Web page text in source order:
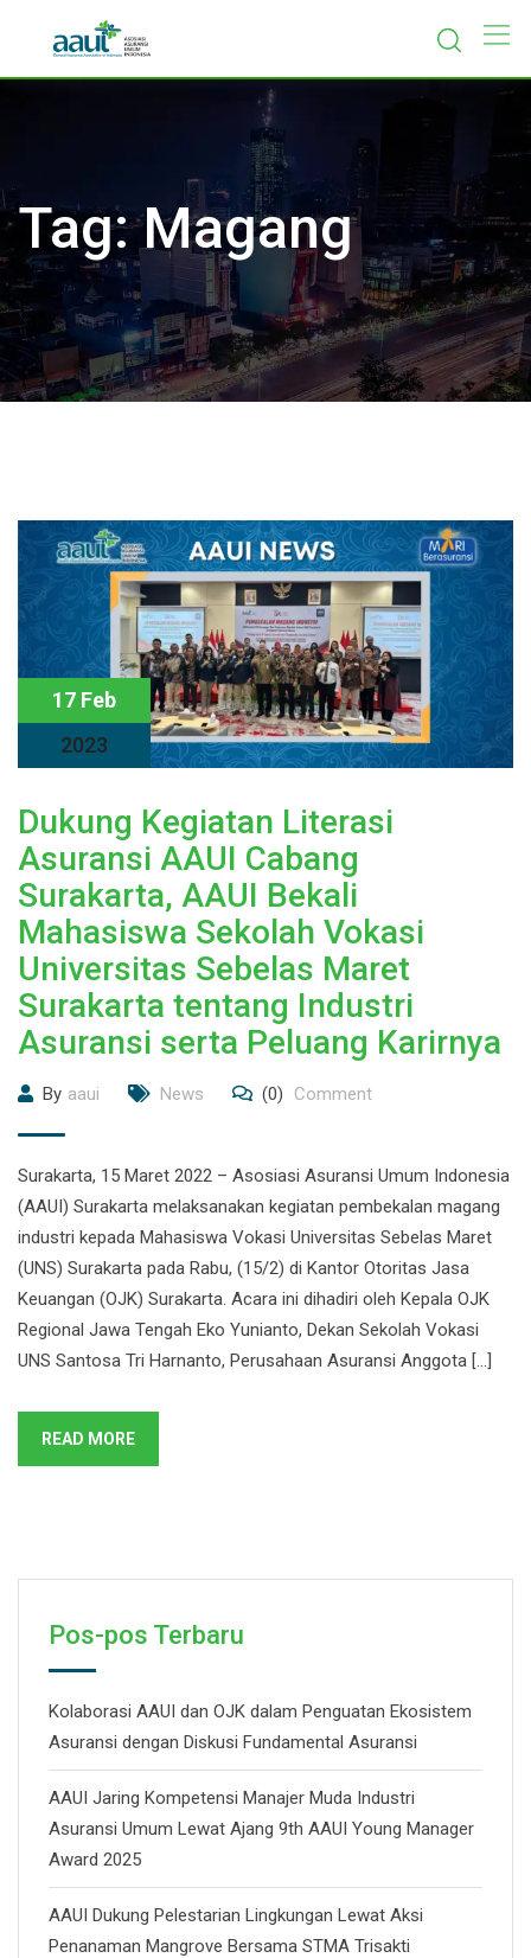
content
Tag:Magang
17 Feb
2023
Dukung Kegiatan Literasi
Asuransi AAUI Cabang
Surakarta, AAUI Bekali
Mahasiswa Sekolah Vokasi
Universitas Sebelas Maret
Surakarta tentang Industri
Asuransi serta Peluang Karirnya
By aaui News (0) Comment
Surakarta, 15 Maret 2022 – Asosiasi Asuransi Umum Indonesia
(AAUI) Surakarta melaksanakan kegiatan pembekalan magang
industri kepada Mahasiswa Vokasi Universitas Sebelas Maret
(UNS) Surakarta pada Rabu, (15/2) di Kantor Otoritas Jasa
Keuangan (OJK) Surakarta. Acara ini dihadiri oleh Kepala OJK
Regional Jawa Tengah Eko Yunianto, Dekan Sekolah Vokasi
UNS Santosa Tri Harnanto, Perusahaan Asuransi Anggota […]
READ MORE
Pos-pos Terbaru
Kolaborasi AAUI dan OJK dalam Penguatan Ekosistem
Asuransi dengan Diskusi Fundamental Asuransi
AAUI Jaring Kompetensi Manajer Muda Industri
Asuransi Umum Lewat Ajang 9th AAUI Young Manager
Award 2025
AAUI Dukung Pelestarian Lingkungan Lewat Aksi
Penanaman Mangrove Bersama STMA Trisakti